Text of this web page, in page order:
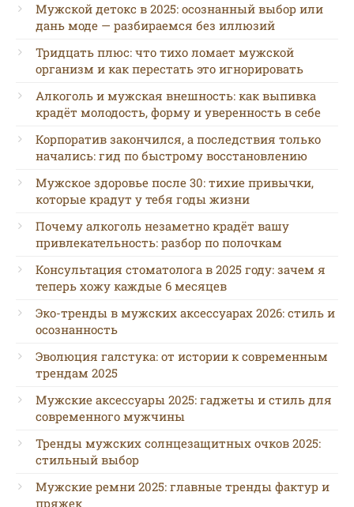
Мужской детокс в 2025: осознанный выбор или
дань моде — разбираемся без иллюзий
Тридцать плюс: что тихо ломает мужской
организм и как перестать это игнорировать
Алкоголь и мужская внешность: как выпивка
крадёт молодость, форму и уверенность в себе
Корпоратив закончился, а последствия только
начались: гид по быстрому восстановлению
Мужское здоровье после 30: тихие привычки,
которые крадут у тебя годы жизни
Почему алкоголь незаметно крадёт вашу
привлекательность: разбор по полочкам
Консультация стоматолога в 2025 году: зачем я
теперь хожу каждые 6 месяцев
Эко-тренды в мужских аксессуарах 2026: стиль и
осознанность
Эволюция галстука: от истории к современным
трендам 2025
Мужские аксессуары 2025: гаджеты и стиль для
современного мужчины
Тренды мужских солнцезащитных очков 2025:
стильный выбор
Мужские ремни 2025: главные тренды фактур и
пряжек